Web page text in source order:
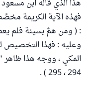
هذا الذي قاله ابن
فهذه الآية الكريمة
: ( ومن همَّ بسيئة فلم
وعليه : فهذا التخصيص
294 ، 295 ) .